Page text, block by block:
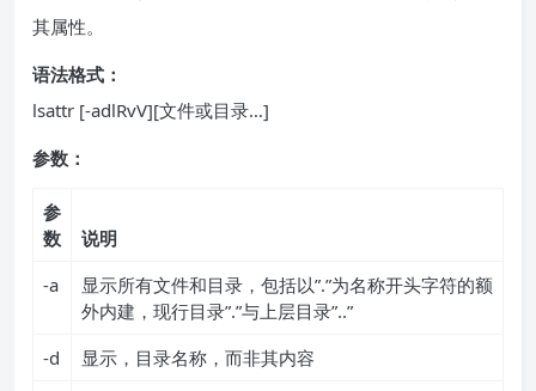
其属性。
语法格式：
lsattr [-adlRvV][文件或目录…]
参数：
参
数
说明
-a
显示所有文件和目录，包括以”.”为名称开头字符的额
外内建，现行目录”.”与上层目录”..”
-d
显示，目录名称，而非其内容